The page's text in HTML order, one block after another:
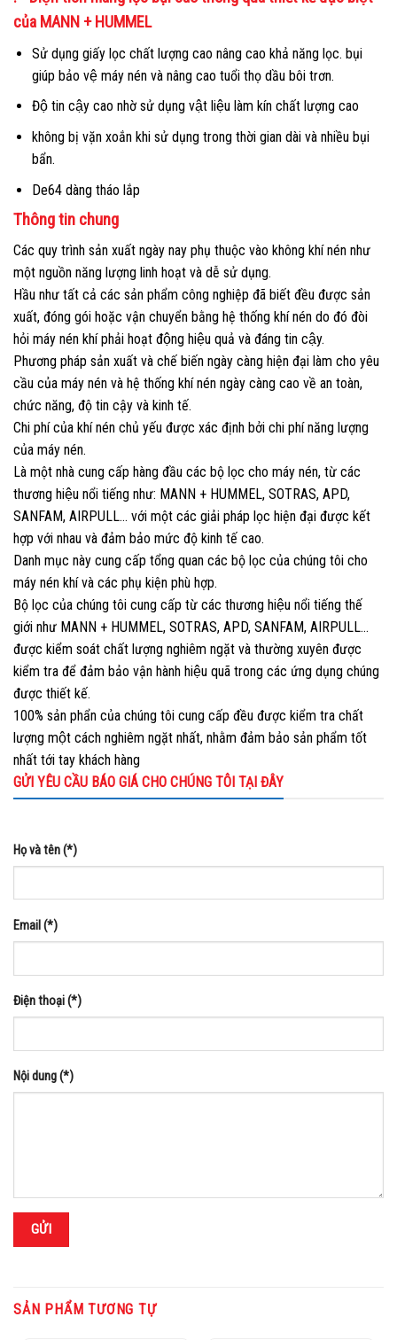
của MANN + HUMMEL
Sử dụng giấy lọc chất lượng cao nâng cao khả năng lọc. bụi
giúp bảo vệ máy nén và nâng cao tuổi thọ dầu bôi trơn.
Độ tin cậy cao nhờ sử dụng vật liệu làm kín chất lượng cao
không bị vặn xoắn khi sử dụng trong thời gian dài và nhiều bụi
bẩn.
De64 dàng tháo lắp
Thông tin chung
Các quy trình sản xuất ngày nay phụ thuộc vào không khí nén như
một nguồn năng lượng linh hoạt và dễ sử dụng.
Hầu như tất cả các sản phẩm công nghiệp đã biết đều được sản
xuất, đóng gói hoặc vận chuyển bằng hệ thống khí nén do đó đòi
hỏi máy nén khí phải hoạt động hiệu quả và đáng tin cậy.
Phương pháp sản xuất và chế biến ngày càng hiện đại làm cho yêu
cầu của máy nén và hệ thống khí nén ngày càng cao về an toàn,
chức năng, độ tin cậy và kinh tế.
Chi phí của khí nén chủ yếu được xác định bởi chi phí năng lượng
của máy nén.
Là một nhà cung cấp hàng đầu các bộ lọc cho máy nén, từ các
thương hiệu nổi tiếng như: MANN + HUMMEL, SOTRAS, APD,
SANFAM, AIRPULL… với một các giải pháp lọc hiện đại được kết
hợp với nhau và đảm bảo mức độ kinh tế cao.
Danh mục này cung cấp tổng quan các bộ lọc của chúng tôi cho
máy nén khí và các phụ kiện phù hợp.
Bộ lọc của chúng tôi cung cấp từ các thương hiệu nổi tiếng thế
giới như MANN + HUMMEL, SOTRAS, APD, SANFAM, AIRPULL…
được kiểm soát chất lượng nghiêm ngặt và thường xuyên được
kiểm tra để đảm bảo vận hành hiệu quã trong các ứng dụng chúng
được thiết kế.
100% sản phẩn của chúng tôi cung cấp đều được kiểm tra chất
lượng một cách nghiêm ngặt nhất, nhằm đảm bảo sản phẩm tốt
nhất tới tay khách hàng
GỬI YÊU CẦU BÁO GIÁ CHO CHÚNG TÔI TẠI ĐÂY
Họ và tên (*)
Email (*)
Điện thoại (*)
Nội dung (*)
SẢN PHẨM TƯƠNG TỰ